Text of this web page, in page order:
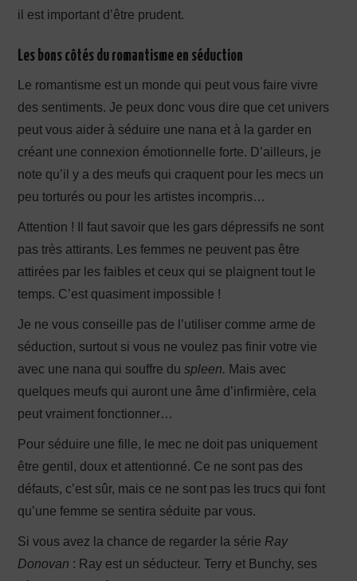
il est important d’être prudent.
Les bons côtés du romantisme en séduction
Le romantisme est un monde qui peut vous faire vivre
des sentiments. Je peux donc vous dire que cet univers
peut vous aider à séduire une nana et à la garder en
créant une connexion émotionnelle forte. D’ailleurs, je
note qu’il y a des meufs qui craquent pour les mecs un
peu torturés ou pour les artistes incompris…
Attention ! Il faut savoir que les gars dépressifs ne sont
pas très attirants. Les femmes ne peuvent pas être
attirées par les faibles et ceux qui se plaignent tout le
temps. C’est quasiment impossible !
Je ne vous conseille pas de l’utiliser comme arme de
séduction, surtout si vous ne voulez pas finir votre vie
avec une nana qui souffre duspleen. Mais avec
quelques meufs qui auront une âme d’infirmière, cela
peut vraiment fonctionner…
Pour séduire une fille, le mec ne doit pas uniquement
être gentil, doux et attentionné. Ce ne sont pas des
défauts, c’est sûr, mais ce ne sont pas les trucs qui font
qu’une femme se sentira séduite par vous.
Si vous avez la chance de regarder la série Ray
Donovan : Ray est un séducteur. Terry et Bunchy, ses